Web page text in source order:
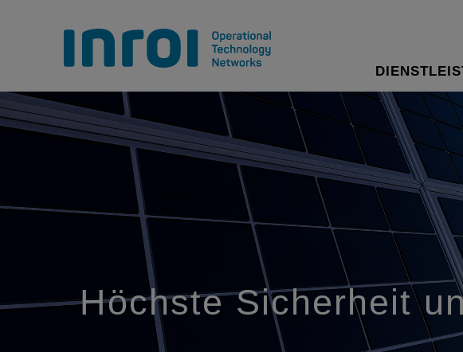
Höchste Sicherheit